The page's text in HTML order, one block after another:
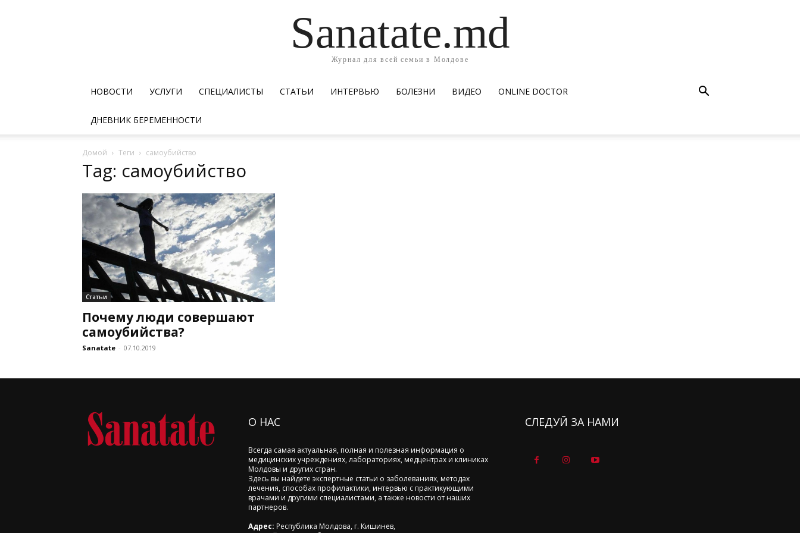
Sanatate.md
Журнал для всей семьи в Молдове
НОВОСТИ УСЛУГИ СПЕЦИАЛИСТЫ СТАТЬИ ИНТЕРВЬЮ БОЛЕЗНИ ВИДЕО ОNLINE DOCTOR
ДНЕВНИК БЕРЕМЕННОСТИ
Домой Теги самоубийство
Tag: самоубийство
Статьи
Почему люди совершают
самоубийства?
Sanatate - 07.10.2019
О НАС
Всегда самая актуальная, полная и полезная информация о
медицинских учреждениях, лабораториях, медцентрах и клиниках
Молдовы и других стран.
Здесь вы найдете экспертные статьи о заболеваниях, методах
лечения, способах профилактики, интервью с практикующими
врачами и другими специалистами, а также новости от наших
партнеров.
Адрес: Республика Молдова, г. Кишинев,
СЛЕДУЙ ЗА НАМИ